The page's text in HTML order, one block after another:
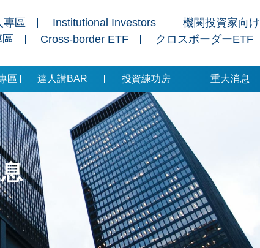
專區 Institutional Investors
機関投資家向け
Cross-border ETF クロスボーダーETF
區 達人講BAR 投資練功房 重大消息